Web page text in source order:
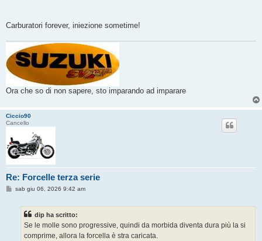
Carburatori forever, iniezione sometime!
Ora che so di non sapere, sto imparando ad imparare
Ciccio90
Cancello
Re: Forcelle terza serie
Msab giu 06, 2026 9:42 am
dip ha scritto:
Se le molle sono progressive, quindi da morbida diventa dura più la si
comprime, allora la forcella è stra caricata.